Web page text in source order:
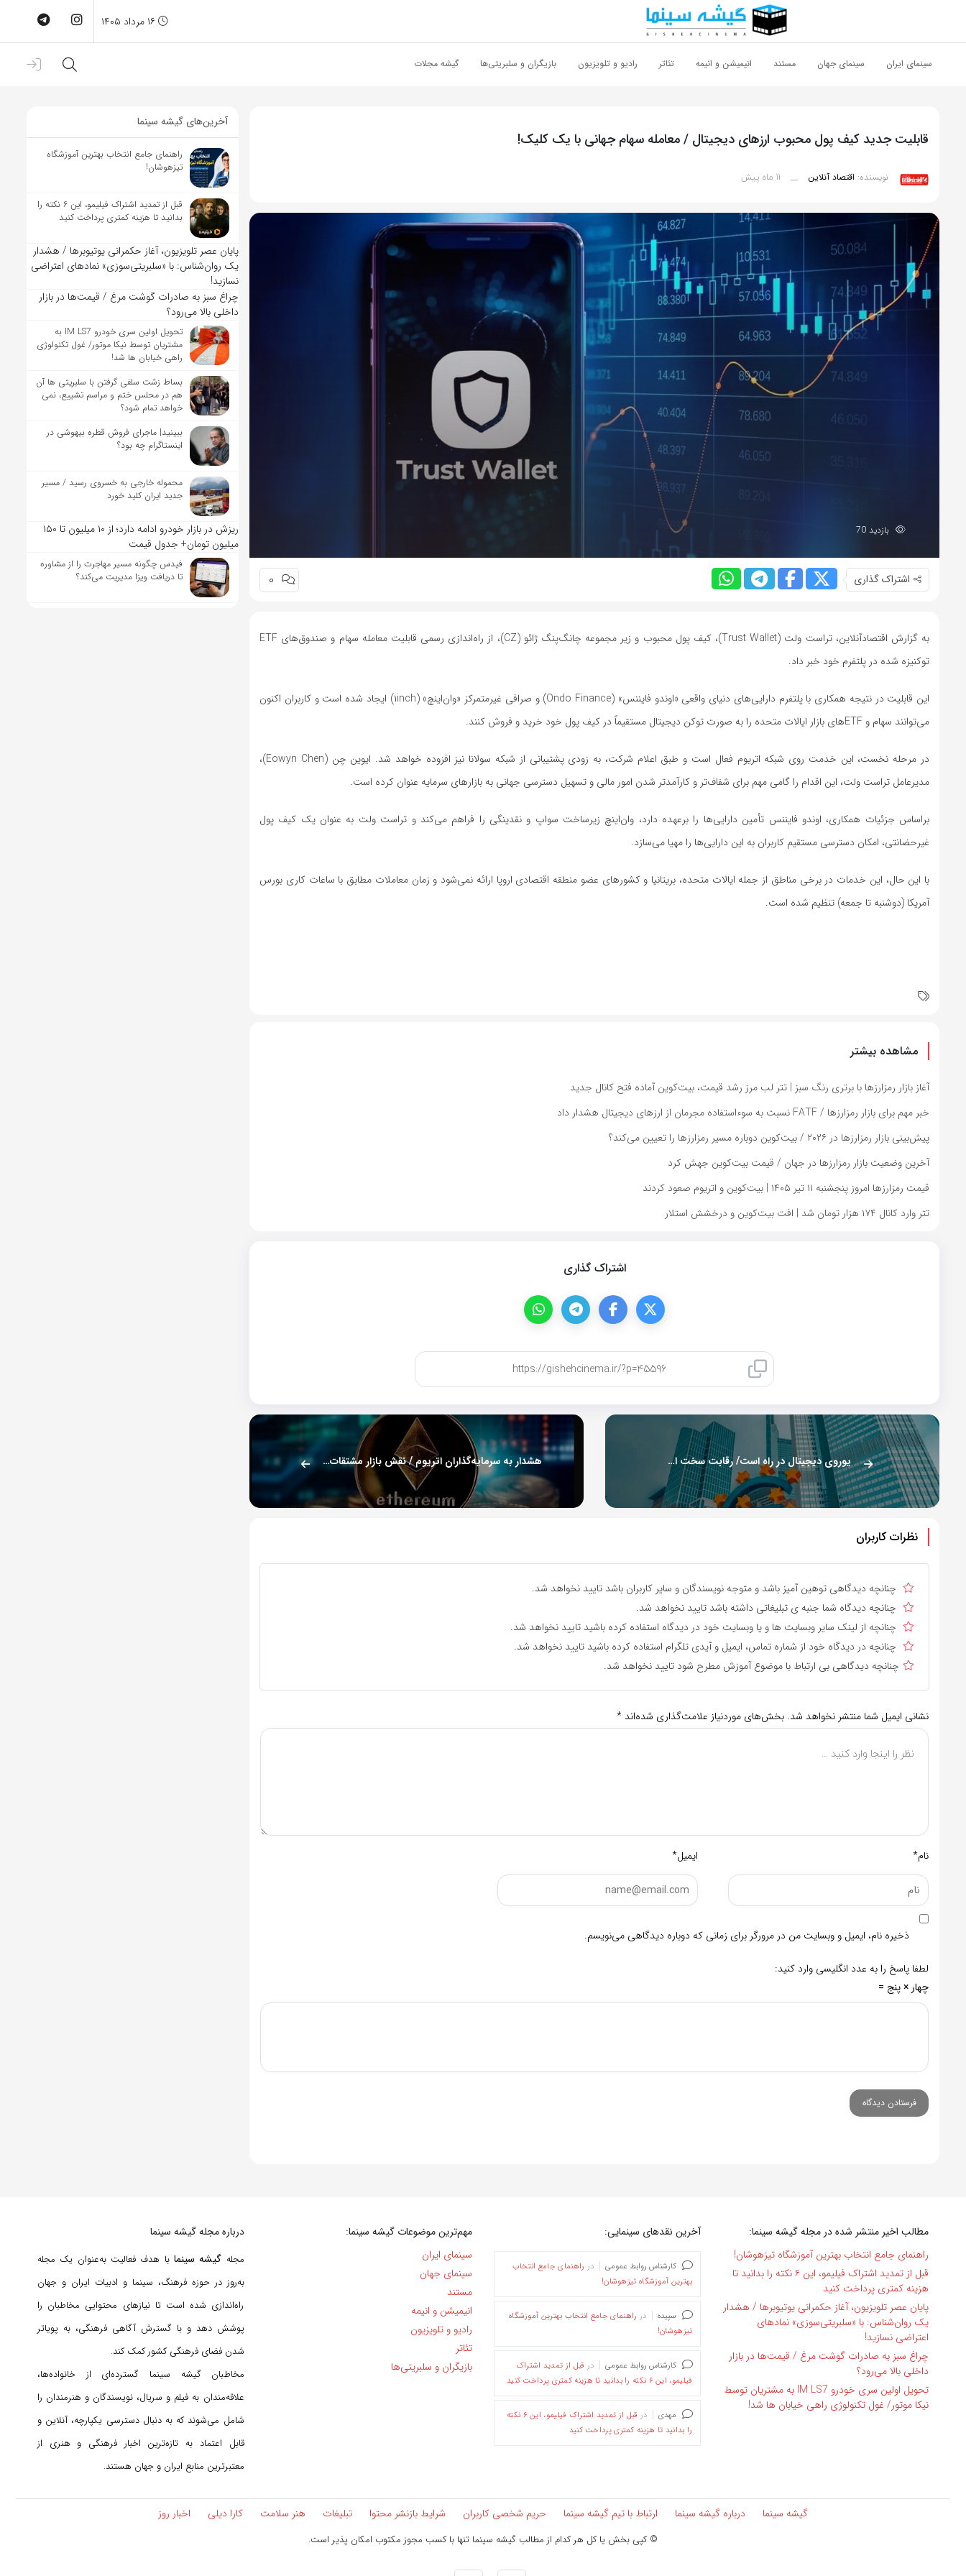
سینمای ایران سینمای جهان مستند انیمیشن و انیمه تئاتر رادیو و تلویزیون بازیگران و سلبریتی‌ها گیشه مجلات
قابلیت جدید کیف پول محبوب ارزهای دیجیتال / معامله سهام جهانی با یک کلیک!
نویسنده: اقتصاد آنلاین __ 11 ماه پیش
بازدید 70
اشتراک گذاری 0
به گزارش اقتصادآنلاین، تراست ولت (Trust Wallet)، کیف پول محبوب و زیر مجموعه چانگ‌پنگ ژائو (CZ)، از راه‌اندازی رسمی قابلیت معامله سهام و صندوق‌های ETF
توکنیزه‌ شده در پلتفرم خود خبر داد.
این قابلیت در نتیجه همکاری با پلتفرم دارایی‌های دنیای واقعی «اوندو فایننس» (Ondo Finance) و صرافی غیرمتمرکز «وان‌اینچ» (۱inch) ایجاد شده است و کاربران اکنون
می‌توانند سهام و ETFهای بازار ایالات متحده را به‌ صورت توکن دیجیتال مستقیماً در کیف پول خود خرید و فروش کنند.
در مرحله نخست، این خدمت روی شبکه اتریوم فعال است و طبق اعلام شرکت، به‌ زودی پشتیبانی از شبکه سولانا نیز افزوده خواهد شد. ایوین چن (Eowyn Chen)،
مدیرعامل تراست ولت، این اقدام را گامی مهم برای شفاف‌تر و کارآمدتر شدن امور مالی و تسهیل دسترسی جهانی به بازارهای سرمایه عنوان کرده است.
براساس جزئیات همکاری، اوندو فایننس تأمین دارایی‌ها را برعهده دارد، وان‌اینچ زیرساخت سواپ و نقدینگی را فراهم می‌کند و تراست ولت به عنوان یک کیف پول
غیرحضانتی، امکان دسترسی مستقیم کاربران به این دارایی‌ها را مهیا می‌سازد.
با این حال، این خدمات در برخی مناطق از جمله ایالات متحده، بریتانیا و کشورهای عضو منطقه اقتصادی اروپا ارائه نمی‌شود و زمان معاملات مطابق با ساعات کاری بورس
آمریکا (دوشنبه تا جمعه) تنظیم شده است.
مشاهده بیشتر
آغاز بازار رمزارزها با برتری رنگ سبز | تتر لب مرز رشد قیمت، بیت‌کوین آماده فتح کانال جدید
خبر مهم برای بازار رمزارزها / FATF نسبت به سوءاستفاده مجرمان از ارزهای دیجیتال هشدار داد
پیش‌بینی بازار رمزارزها در ۲۰۲۶ / بیت‌کوین دوباره مسیر رمزارزها را تعیین می‌کند؟
آخرین وضعیت بازار رمزارزها در جهان / قیمت بیت‌کوین جهش کرد
قیمت رمزارزها امروز پنجشنبه ۱۱ تیر ۱۴۰۵ | بیت‌کوین و اتریوم صعود کردند
تتر وارد کانال ۱۷۴ هزار تومان شد | افت بیت‌کوین و درخشش استلار
اشتراک گذاری
یوروی دیجیتال در راه است/ رقابت سخت استیبل کوین‌ها هشدار به سرمایه‌گذاران اتریوم / نقش بازار مشتقات را جدی بگیرید
نظرات کاربران
چنانچه دیدگاهی توهین آمیز باشد و متوجه نویسندگان و سایر کاربران باشد تایید نخواهد شد.
چنانچه دیدگاه شما جنبه ی تبلیغاتی داشته باشد تایید نخواهد شد.
چنانچه از لینک سایر وبسایت ها و یا وبسایت خود در دیدگاه استفاده کرده باشید تایید نخواهد شد.
چنانچه در دیدگاه خود از شماره تماس، ایمیل و آیدی تلگرام استفاده کرده باشید تایید نخواهد شد.
چنانچه دیدگاهی بی ارتباط با موضوع آموزش مطرح شود تایید نخواهد شد.
نشانی ایمیل شما منتشر نخواهد شد. بخش‌های موردنیاز علامت‌گذاری شده‌اند *
نام* ایمیل*
ذخیره نام، ایمیل و وبسایت من در مرورگر برای زمانی که دوباره دیدگاهی می‌نویسم.
لطفا پاسخ را به عدد انگلیسی وارد کنید:
چهار × پنج =
آخرین‌های گیشه سینما
راهنمای جامع انتخاب بهترین آموزشگاه
تیزهوشان!
قبل از تمدید اشتراک فیلیمو، این ۶ نکته را
بدانید تا هزینه کمتری پرداخت کنید
پایان عصر تلویزیون، آغاز حکمرانی یوتیوبرها / هشدار
یک روان‌شناس: با «سلبریتی‌سوزی» نمادهای اعتراضی
نسازید!
چراغ سبز به صادرات گوشت مرغ / قیمت‌ها در بازار
داخلی بالا می‌رود؟
تحویل اولین سری خودرو IM LS7 به
مشتریان توسط نیکا موتور/ غول تکنولوژی
راهی خیابان ها شد!
بساط زشت سلفی گرفتن با سلبریتی ها آن
هم در محلس ختم و مراسم تشییع، نمی
خواهد تمام شود؟
ببینید| ماجرای فروش قطره بیهوشی در
اینستاگرام چه بود؟
محموله خارجی به خسروی رسید / مسیر
جدید ایران کلید خورد
ریزش در بازار خودرو ادامه دارد؛ از ۱۰ میلیون تا ۱۵۰
میلیون تومان+ جدول قیمت
فیدس چگونه مسیر مهاجرت را از مشاوره
تا دریافت ویزا مدیریت می‌کند؟
مطالب اخیر منتشر شده در مجله گیشه سینما:
راهنمای جامع انتخاب بهترین آموزشگاه تیزهوشان!
قبل از تمدید اشتراک فیلیمو، این ۶ نکته را بدانید تا
هزینه کمتری پرداخت کنید
پایان عصر تلویزیون، آغاز حکمرانی یوتیوبرها / هشدار
یک روان‌شناس: با «سلبریتی‌سوزی» نمادهای
اعتراضی نسازید!
چراغ سبز به صادرات گوشت مرغ / قیمت‌ها در بازار
داخلی بالا می‌رود؟
تحویل اولین سری خودرو IM LS7 به مشتریان توسط
نیکا موتور/ غول تکنولوژی راهی خیابان ها شد!
آخرین نقدهای سینمایی:
کارشناس روابط عمومی در راهنمای جامع انتخاب
بهترین آموزشگاه تیزهوشان!
سپیده در راهنمای جامع انتخاب بهترین آموزشگاه
تیزهوشان!
کارشناس روابط عمومی در قبل از تمدید اشتراک
فیلیمو، این ۶ نکته را بدانید تا هزینه کمتری پرداخت کنید
مهدی در
قبل از تمدید اشتراک فیلیمو، این ۶ نکته
را بدانید تا هزینه کمتری پرداخت کنید
مهم‌ترین موضوعات گیشه سینما:
سینمای ایران
سینمای جهان
مستند
انیمیشن و انیمه
رادیو و تلویزیون
تئاتر
بازیگران و سلبریتی‌ها
درباره مجله گیشه سینما
مجله گیشه سینما با هدف فعالیت به‌عنوان یک مجله
به‌روز در حوزه فرهنگ، سینما و ادبیات ایران و جهان
راه‌اندازی شده است تا نیازهای محتوایی مخاطبان را
پوشش دهد و با گسترش آگاهی فرهنگی، به پویاتر
شدن فضای فرهنگی کشور کمک کند.
مخاطبان گیشه سینما گسترده‌ای از خانواده‌ها،
علاقه‌مندان به فیلم و سریال، نویسندگان و هنرمندان را
شامل می‌شوند که به دنبال دسترسی یکپارچه، آنلاین و
قابل اعتماد به تازه‌ترین اخبار فرهنگی و هنری از
معتبرترین منابع ایران و جهان هستند.
گیشه سینما درباره گیشه سینما ارتباط با تیم گیشه سینما حریم شخصی کاربران شرایط بازنشر محتوا تبلیغات هنر سلامت کارا دیلی اخبار روز
© کپی بخش یا کل هر کدام از مطالب گیشه سینما تنها با کسب مجوز مکتوب امکان پذیر است.